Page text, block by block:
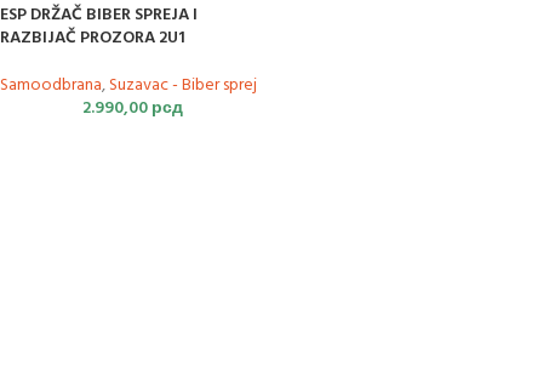
ESP DRŽAČ BIBER SPREJA I
RAZBIJAČ PROZORA 2U1
Samoodbrana,Suzavac - Biber sprej
2.990,00рсд